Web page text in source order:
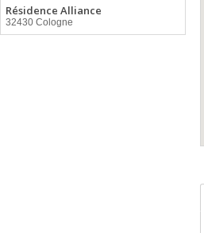
Résidence Alliance
32430 Cologne